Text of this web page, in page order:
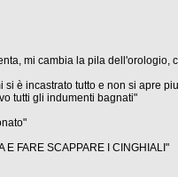
mi cambia la pila dell'orologio,
è incastrato tutto e non si apre
tutti gli indumenti bagnati"
FARE SCAPPARE I CINGHIALI"